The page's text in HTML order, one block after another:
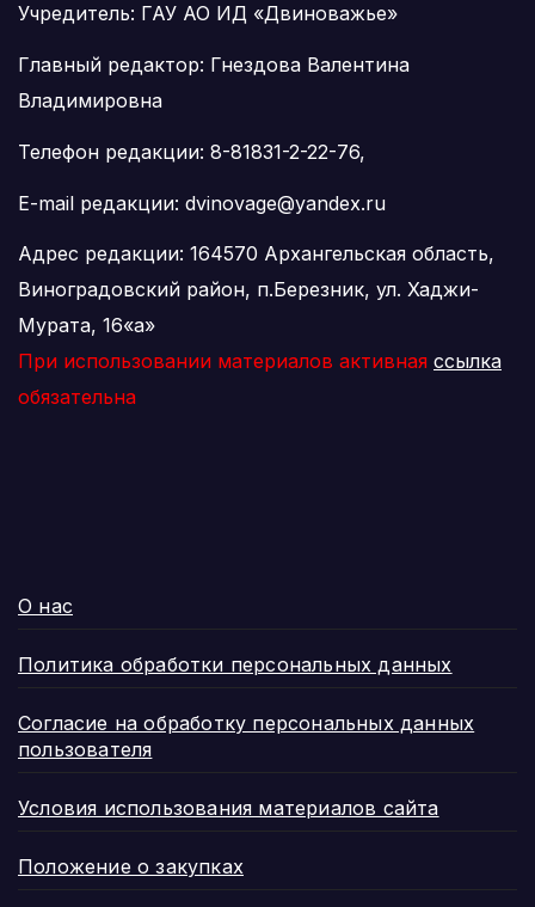
Учредитель: ГАУ АО ИД «Двиноважье»
Главный редактор: Гнездова Валентина
Владимировна
Телефон редакции: 8-81831-2-22-76,
E-mail редакции: dvinovage@yandex.ru
Адрес редакции: 164570 Архангельская область,
Виноградовский район, п.Березник, ул. Хаджи-
Мурата, 16«а»
При использовании материалов активная ссылка
обязательна
О нас
Политика обработки персональных данных
Согласие на обработку персональных данных
пользователя
Условия использования материалов сайта
Положение о закупках